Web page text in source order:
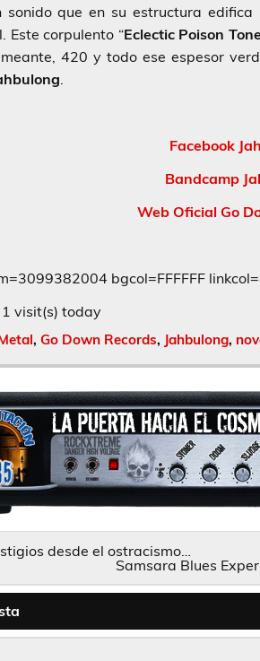
sonido que en su estructura
Este corpulento “Eclectic Poison
420 y todo ese espesor
.
Facebook
Bandcamp
Web Oficial Go
bgcol=FFFFFF
visit(s) today
, Go Down Records, Jahbulong,
desde el ostracismo…
Samsara Blues